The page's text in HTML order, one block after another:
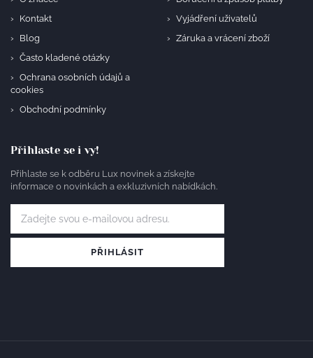
Kontakt
Blog
Často kladené otázky
Ochrana osobních údajů a
cookies
Obchodní podmínky
Vyjádření uživatelů
Záruka a vrácení zboží
Přihlaste se i vy!
Přihlaste se k odběru Lux novinek a získejte
informace o novinkách a exkluzivních nabídkách.
PŘIHLÁSIT